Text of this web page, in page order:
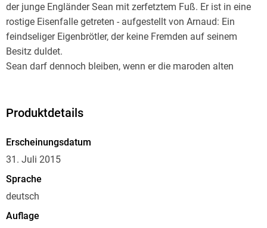
der junge Engländer Sean mit zerfetztem Fuß. Er ist in eine
rostige Eisenfalle getreten - aufgestellt von Arnaud: Ein
feindseliger Eigenbrötler, der keine Fremden auf seinem
Besitz duldet.
Sean darf dennoch bleiben, wenn er die maroden alten
macht den Aufenthalt erträglicher. Doch sie und die anderen
Etwas, das man besser für immer ruhen lässt.
Produktdetails
Erscheinungsdatum
31. Juli 2015
Sprache
deutsch
Auflage